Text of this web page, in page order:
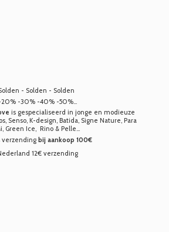
- Solden - Solden
-30% -40% -50%...
is gespecialiseerd in jonge en modieuze
Senso, K-design, Batida, Signe Nature, Para
Green Ice, Rino & Pelle...
verzending bij aankoop 100€
12€ verzending